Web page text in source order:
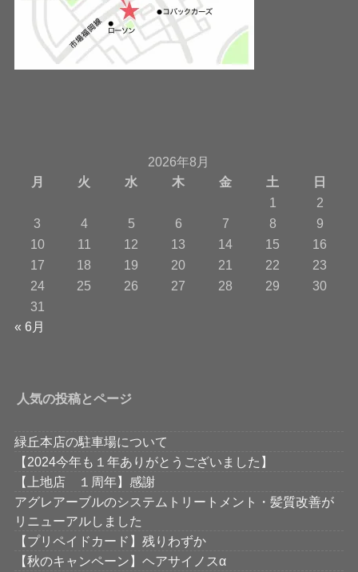
2026年8月
月
火 水 木 金 土
日
1
2
3
4 5 6 7 8
9
10
11 12 13 14 15
16
17
18 19 20 21 22
23
24
25 26 27 28 29
30
31
« 6月
人気の投稿とページ
緑丘本店の駐車場について
【2024今年も１年ありがとうございました】
【上地店 １周年】感謝
アグレアーブルのシステムトリートメント・髪質改善が
リニューアルしました
【プリペイドカード】残りわずか
【秋のキャンペーン】ヘアサイノスα